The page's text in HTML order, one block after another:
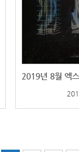
2019년 8월 엑